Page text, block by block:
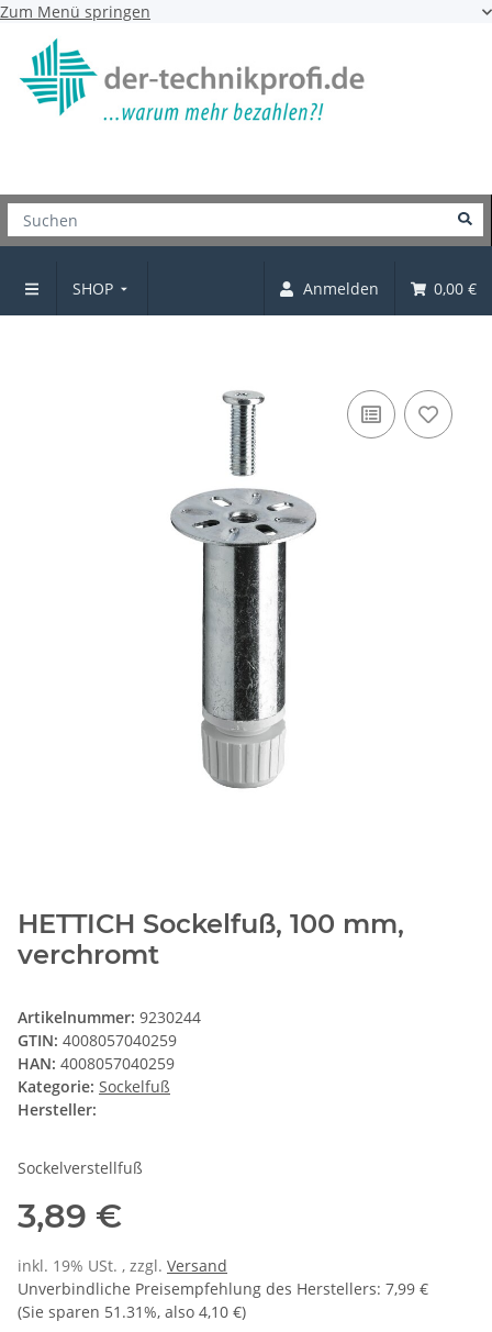
Zum Menü springen
SHOP Anmelden 0,00 €
Sockelfuß
HETTICH Sockelfuß, 100 mm,
verchromt
Artikelnummer: 9230244
GTIN: 4008057040259
HAN: 4008057040259
Kategorie: Sockelfuß
Hersteller:
Sockelverstellfuß
3,89 €
inkl. 19% USt. , zzgl. Versand
Unverbindliche Preisempfehlung des Herstellers: 7,99 €
(Sie sparen 51.31%, also 4,10 €)